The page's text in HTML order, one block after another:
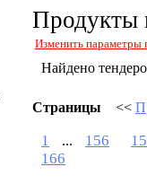
Продукты
Изменить параметры
Найдено
Страницы <<
1 ... 156
166